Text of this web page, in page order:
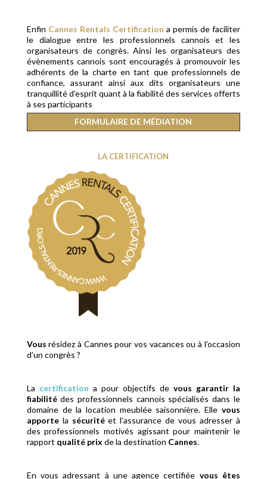
Enfin Cannes Rentals Certification a permis de faciliter
le dialogue entre les professionnels cannois et les
organisateurs de congrès. Ainsi les organisateurs des
évènements cannois sont encouragés à promouvoir les
adhérents de la charte en tant que professionnels de
confiance, assurant ainsi aux dits organisateurs une
tranquillité d’esprit quant à la fiabilité des services offerts
à ses participants
FORMULAIRE DE MÉDIATION
LA CERTIFICATION
Vous résidez à Cannes pour vos vacances ou à l’occasion
d’un congrès ?
La certification a pour objectifs de vous garantir la
fiabilitédes professionnels cannois spécialisés dans le
domaine de la location meublée saisonnière. Elle vous
apportela sécuritéet l’assurance de vous adresser à
des professionnels motivés agissant pour maintenir le
rapport qualité prix de la destination Cannes.
En vous adressant à une agence certifiée vous êtes